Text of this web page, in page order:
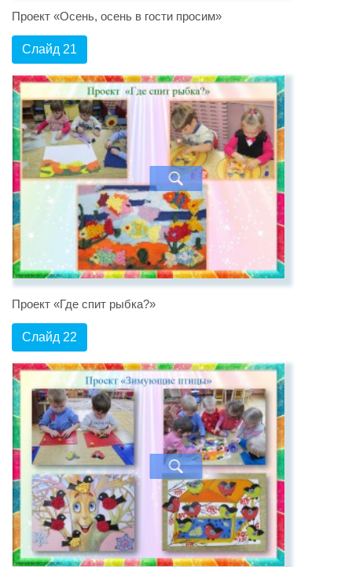
Проект «Осень, осень в гости просим»
Слайд 21
Проект «Где спит рыбка?»
Слайд 22